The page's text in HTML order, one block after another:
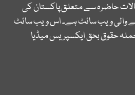
حاضرہ سے متعلق پاکستان کی
والی ویب سائٹ ہے۔ اس ویب سائٹ
حقوق بحق ایکسپریس میڈیا